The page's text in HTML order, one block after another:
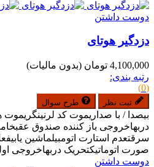
دوست داشتن
دزدگیر هوتای
4,100,000 تومان
(بدون مالیات)
رتبه بندی:
(0)
ثبت نظر طرح سوال
بیصدا / با صداریموت کد لرنینگریموت
دربهاخروجی باز کننده صندوق
سرقتعدم استارت اتومبیلماشین
صورت اتوماتیکتحریک دربهاخروجی
دوست داشتن